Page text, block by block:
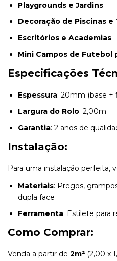
Playgrounds e Jardins
Decoração de Piscinas e
Escritórios e Academias
Mini Campos de Futebol
Especificações
Espessura: 20mm (base +
Largura do Rolo: 2,00m
Garantia: 2 anos de
Instalação:
Para uma instalação perfeita,
Materiais: Pregos,
dupla face
Ferramenta: Estilete para
Como Comprar:
Venda a partir de 2m² (2,00 x